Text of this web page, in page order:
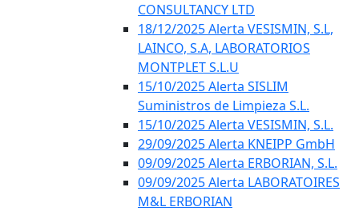
CONSULTANCY LTD
18/12/2025 Alerta VESISMIN, S.L,
LAINCO, S.A, LABORATORIOS
MONTPLET S.L.U
15/10/2025 Alerta SISLIM
Suministros de Limpieza S.L.
15/10/2025 Alerta VESISMIN, S.L.
29/09/2025 Alerta KNEIPP GmbH
09/09/2025 Alerta ERBORIAN, S.L.
09/09/2025 Alerta LABORATOIRES
M&L ERBORIAN